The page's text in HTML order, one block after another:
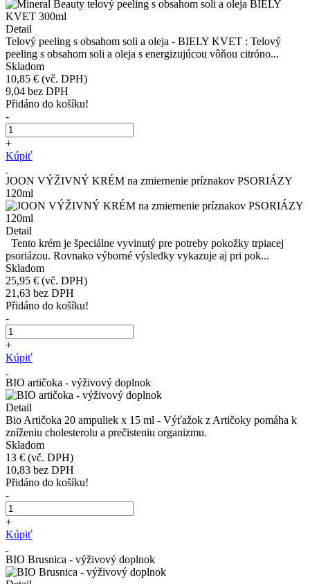
Detail
Telový peeling s obsahom soli a oleja - BIELY KVET : Telový
peeling s obsahom soli a oleja s energizujúcou vôňou citróno...
Skladom
10,85 € (vč. DPH)
9,04 bez DPH
Přidáno do košíku!
-
+
Kúpiť
JOON VÝŽIVNÝ KRÉM na zmiernenie príznakov PSORIÁZY
120ml
Detail
Tento krém je špeciálne vyvinutý pre potreby pokožky trpiacej
psoriázou. Rovnako výborné výsledky vykazuje aj pri pok...
Skladom
25,95 € (vč. DPH)
21,63 bez DPH
Přidáno do košíku!
-
+
Kúpiť
BIO artičoka - výživový doplnok
Detail
Bio Artičoka 20 ampuliek x 15 ml - Výťažok z Artičoky pomáha k
zníženiu cholesterolu a prečisteniu organizmu.
Skladom
13 € (vč. DPH)
10,83 bez DPH
Přidáno do košíku!
-
+
Kúpiť
BIO Brusnica - výživový doplnok